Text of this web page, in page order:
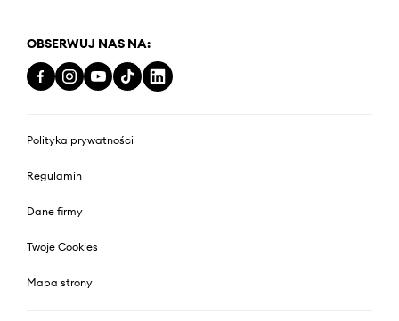
OBSERWUJ NAS NA:
Polityka prywatności
Regulamin
Dane firmy
Twoje Cookies
Mapa strony